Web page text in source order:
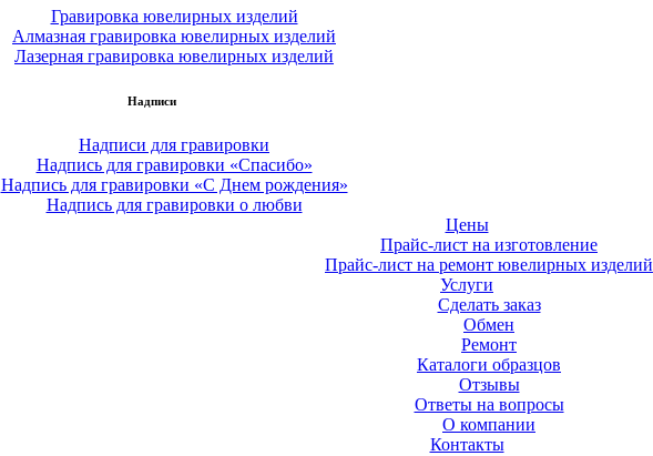
Гравировка ювелирных изделий
Алмазная гравировка ювелирных изделий
Лазерная гравировка ювелирных изделий
Надписи
Надписи для гравировки
Надпись для гравировки «Спасибо»
Надпись для гравировки «С Днем рождения»
Надпись для гравировки о любви
Цены
Прайс-лист на изготовление
Прайс-лист на ремонт ювелирных изделий
Услуги
Сделать заказ
Обмен
Ремонт
Каталоги образцов
Отзывы
Ответы на вопросы
О компании
Контакты